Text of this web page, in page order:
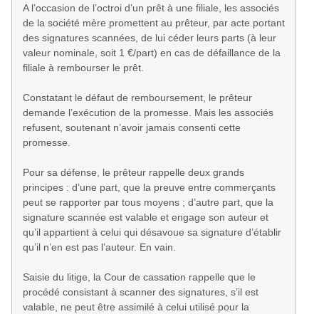
A l’occasion de l’octroi d’un prêt à une filiale, les associés
de la société mère promettent au prêteur, par acte portant
des signatures scannées, de lui céder leurs parts (à leur
valeur nominale, soit 1 €/part) en cas de défaillance de la
filiale à rembourser le prêt.
Constatant le défaut de remboursement, le prêteur
demande l’exécution de la promesse. Mais les associés
refusent, soutenant n’avoir jamais consenti cette
promesse.
Pour sa défense, le prêteur rappelle deux grands
principes : d’une part, que la preuve entre commerçants
peut se rapporter par tous moyens ; d’autre part, que la
signature scannée est valable et engage son auteur et
qu’il appartient à celui qui désavoue sa signature d’établir
qu’il n’en est pas l’auteur. En vain.
Saisie du litige, la Cour de cassation rappelle que le
procédé consistant à scanner des signatures, s’il est
valable, ne peut être assimilé à celui utilisé pour la